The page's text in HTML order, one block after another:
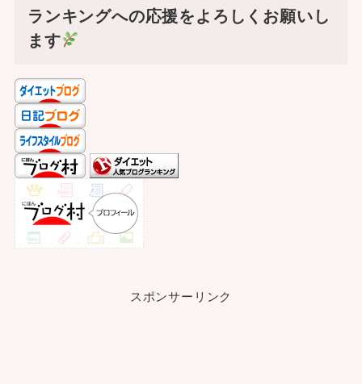
ランキングへの応援をよろしくお願いし
ます
スポンサーリンク